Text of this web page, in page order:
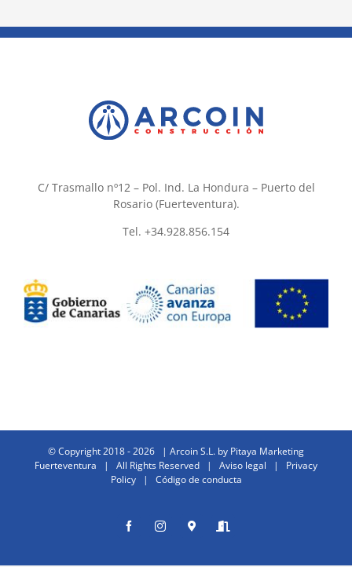
C/ Trasmallo nº12 – Pol. Ind. La Hondura – Puerto del
Rosario (Fuerteventura).
Tel. +34.928.856.154
© Copyright 2018 -2026 | Arcoin S.L. by Pitaya Marketing
Fuerteventura | All Rights Reserved | Aviso legal | Privacy
Policy| Código de conducta
FacebookInstagramDondeEntrar